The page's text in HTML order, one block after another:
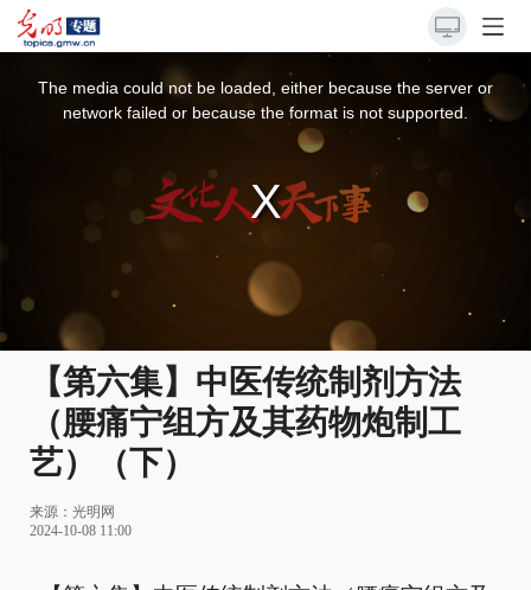
The media could not be loaded, either because the server or
network failed or because the format is not supported.
【第六集】中医传统制剂方法
（腰痛宁组方及其药物炮制工
艺）（下）
来源：光明网
2024-10-08 11:00